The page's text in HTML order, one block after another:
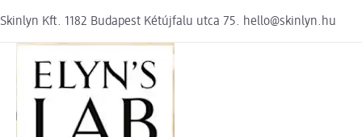
Skinlyn Kft. 1182 Budapest Kétújfalu utca 75. hello@skinlyn.hu